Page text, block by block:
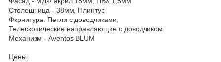
Столешница - 38мм, Плинтус
Фкрнитура: Петли с доводчиками,
Телескопические направляющие с доводчиком
Механизм - Aventos BLUM
Цены: